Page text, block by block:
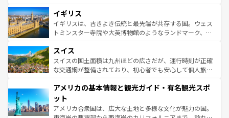
香り高いラベンダー畑など、多彩な楽しみ方が可能だ。さ
らに、パリ以外の地域にも魅力が溢れており、どの街角に
も豊かな歴史と文化が息づいている。パリ以外の個性あふ
を参照してほしい。
顔を持つこの国は、どこを歩いても飽きることがない。ベ
ルリンの文化的活気、バイエルン州のアルプスの絶景、そ
してライン川沿いのワイン畑といった風景は必見。ビール
は、お酒好きな人にはぜひ体験してほしい。 なお、新着の
ドイツ情報はコンテンツ一覧を参照してほしい。
イギリス
イギリスは、古きよき伝統と最先端が共存する国。ウェス
トミンスター寺院や大英博物館のようなランドマーク、歴
リアごとに異なる魅力がある。また、優雅なアフタヌーン
ティー、ビール好きにはたまらない英国パブ、サッカー観
戦など、本場だからこそできる体験も豊富。イギリスを旅
ンツ一覧を参照してほしい。
スイス
スイスの国土面積は九州ほどの広さだが、運行時刻が正確
な交通網が整備されており、初心者でも安心して個人旅行
の建物がそのまま残る町や、スイスならではのユニークな
博物館もあり、アルプス観光だけでなく町歩きも満喫する
ことができる。国民の所得が高いため物価も高いが、旅行
者向けの交通パス提供のサービスもあり、うまく活用すれ
アメリカの基本情報と観光ガイド・有名観光スポ
ット
アメリカ合衆国は、広大な土地と多様な文化が魅力の国。